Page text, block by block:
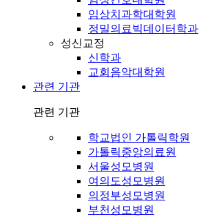
임상치과학대학원
정밀의료빅데이터학과
성신교정
신학과
교회음악대학원
관련 기관
관련 기관
학교법인 가톨릭학원
가톨릭중앙의료원
서울성모병원
여의도성모병원
의정부성모병원
부천성모병원